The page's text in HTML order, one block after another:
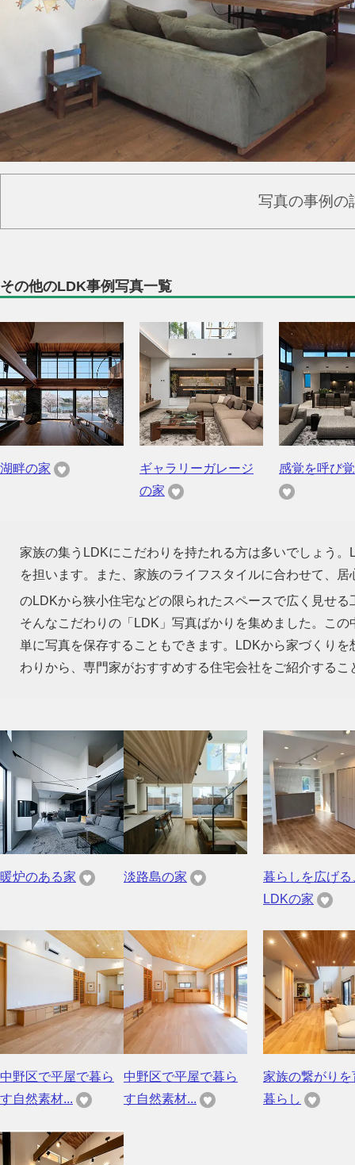
写真の事例の
その他のLDK事例写真一覧
湖畔の家
ギャラリーガレージ
の家
感覚を呼び
家族の集うLDKにこだわりを持たれる方は多いでしょう
を担います。また、家族のライフスタイルに合わせて、
のLDKから狭小住宅などの限られたスペースで広く見せ
そんなこだわりの「LDK」写真ばかりを集めました。こ
単に写真を保存することもできます。LDKから家づくり
わりから、専門家がおすすめする住宅会社をご紹介するこ
暖炉のある家 淡路島の家
暮らしを広げる
LDKの家
中野区で平屋で暮ら
す自然素材...
中野区で平屋で暮ら
す自然素材...
家族の繋がりを
暮らし